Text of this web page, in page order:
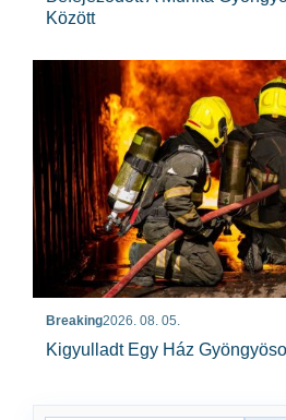
Között
Breaking2026. 08. 05.
Kigyulladt Egy Ház